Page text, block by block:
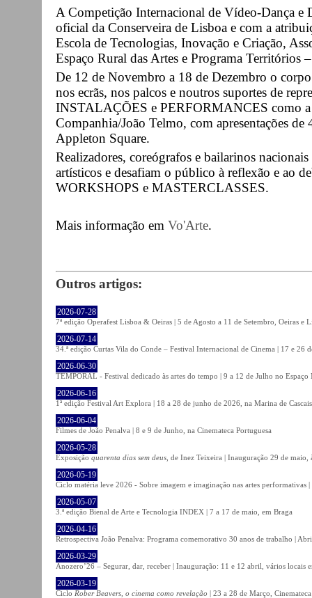
A Competição Internacional de Vídeo-Dança
oficial da Conserveira de Lisboa e com a
Escola de Tecnologias, Inovação e Criação,
Espaço Rural das Artes e Programa Territórios
De 12 de Novembro a 18 de Dezembro o
nos ecrãs, nos palcos e noutros suportes de
INSTALAÇÕES e PERFORMANCES como
Companhia/João Telmo, com apresentações
Appleton Square.
Realizadores, coreógrafos e bailarinos
artísticos e desafiam o público à reflexão e ao
WORKSHOPS e MASTERCLASSES.
Mais informação em Vo'Arte.
Outros artigos:
2026-07-28
7ª edição Operafest Lisboa & Oeiras | 5 de Agosto a 11 de Setembro, Oeiras e
2026-07-14
34.ª edição Curtas Vila do Conde – Festival Internacional de Cinema | 17 e 26
2026-06-30
TEMPORAL - Festival dedicado às artes do tempo | 9 a 12 de Julho no
2026-06-16
1ª edição Festival Art Explora | 18 a 28 de junho de 2026, na Marina de Cascais
2026-06-04
Filmes de João Penalva | 8 e 9 de Junho, na Cinemateca Portuguesa
2026-05-28
Exposição quarenta dias sem deus , de Inez Teixeira | Inauguração 29 de
2026-05-19
Ciclo matéria leve 2026 - Sobre imagem e imaginação nas artes
2026-05-07
3.ª edição Bienal de Arte e Tecnologia INDEX | 7 a 17 de maio, em Braga
2026-04-16
Retrospectiva João Penalva: Programa comemorativo 30 anos de trabalho |
2026-03-29
Anozero’26 – Segurar, dar, receber | Inauguração: 11 e 12 abril, vários locais
2026-03-19
Ciclo Rober Beavers, o cinema como revelação | 23 a 28 de Março,